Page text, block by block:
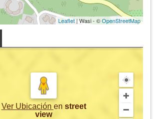
Leaflet| Wasi - ©OpenStreetMap
Ver Ubicación en street
view